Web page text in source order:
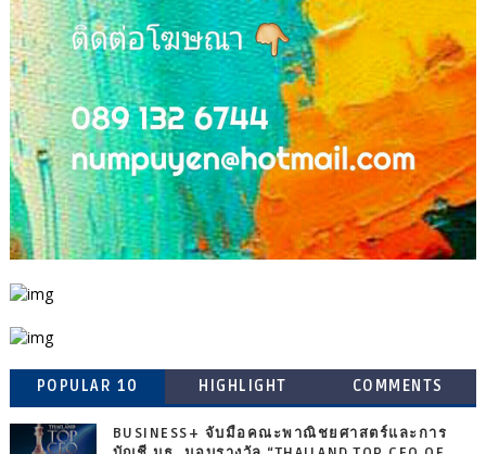
POPULAR 10 HIGHLIGHT COMMENTS
BUSINESS+ จับมือคณะพาณิชยศาสตร์และการ